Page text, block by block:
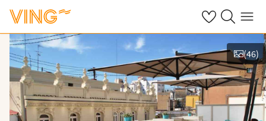
Se dine sparte
Søk påMeny
(46)